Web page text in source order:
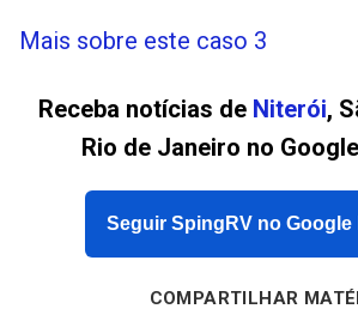
Mais sobre este caso 3
Receba notícias de Niterói,
Rio de Janeiro no
Seguir SpingRV no Google
COMPARTILHAR